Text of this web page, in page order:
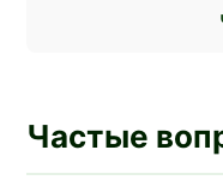
Частые